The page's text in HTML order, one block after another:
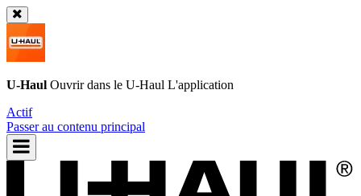
U-Haul Ouvrir dans le U-Haul L'application
Actif
Passer au contenu principal